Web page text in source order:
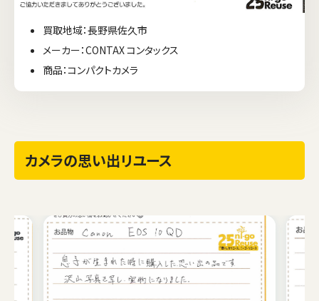
買取地域：長野県佐久市
メーカー：CONTAX コンタックス
商品：コンパクトカメラ
カメラの思い出リユース